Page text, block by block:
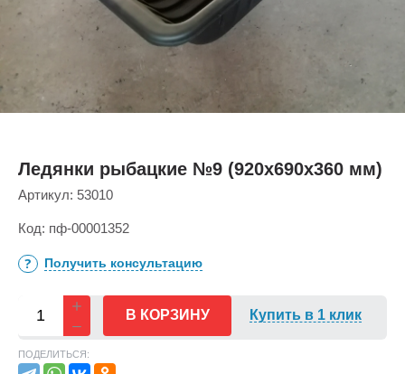
Ледянки рыбацкие №9 (920х690х360 мм)
Артикул: 53010
Код: пф-00001352
Получить консультацию
В КОРЗИНУ Купить в 1 клик
ПОДЕЛИТЬСЯ: